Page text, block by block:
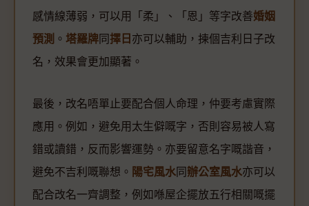
感情線薄弱，可以用「柔」、「恩」等字改善婚姻
預測 。 塔羅牌 同 擇日 亦可以輔助，揀個吉利日子改
名，效果會更加顯著。
最後，改名唔單止要配合個人命理，仲要考慮實際
應用。例如，避免用太生僻嘅字，否則容易被人寫
錯或讀錯，反而影響運勢。亦要留意名字嘅諧音，
避免不吉利嘅聯想。 陽宅風水 同 辦公室風水亦可以
配合改名一齊調整，例如喺屋企擺放五行相關嘅擺